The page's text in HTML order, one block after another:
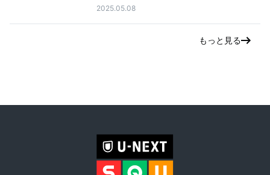
2025.05.08
もっと見る